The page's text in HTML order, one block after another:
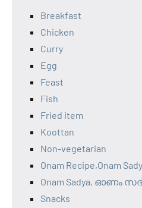
Breakfast
Chicken
Curry
Egg
Feast
Fish
Fried item
Koottan
Non-vegetarian
Onam Recipe,Onam
Onam Sadya, ഓണം
Snacks